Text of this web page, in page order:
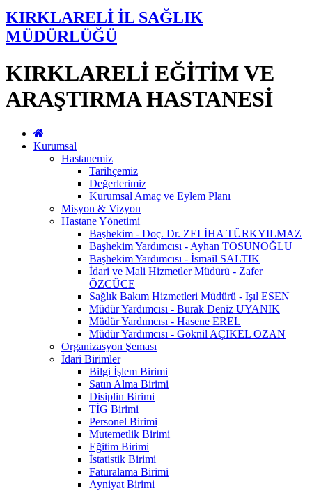
KIRKLARELİ İL SAĞLIK
MÜDÜRLÜĞÜ
KIRKLARELİ EĞİTİM VE
ARAŞTIRMA HASTANESİ
Kurumsal
Hastanemiz
Tarihçemiz
Değerlerimiz
Kurumsal Amaç ve Eylem Planı
Misyon & Vizyon
Hastane Yönetimi
Başhekim - Doç. Dr. ZELİHA TÜRKYILMAZ
Başhekim Yardımcısı - Ayhan TOSUNOĞLU
Başhekim Yardımcısı - İsmail SALTIK
İdari ve Mali Hizmetler Müdürü - Zafer
ÖZCÜCE
Sağlık Bakım Hizmetleri Müdürü - Işıl ESEN
Müdür Yardımcısı - Burak Deniz UYANIK
Müdür Yardımcısı - Hasene EREL
Müdür Yardımcısı - Göknil AÇIKEL OZAN
Organizasyon Şeması
İdari Birimler
Bilgi İşlem Birimi
Satın Alma Birimi
Disiplin Birimi
TİG Birimi
Personel Birimi
Mutemetlik Birimi
Eğitim Birimi
İstatistik Birimi
Faturalama Birimi
Ayniyat Birimi